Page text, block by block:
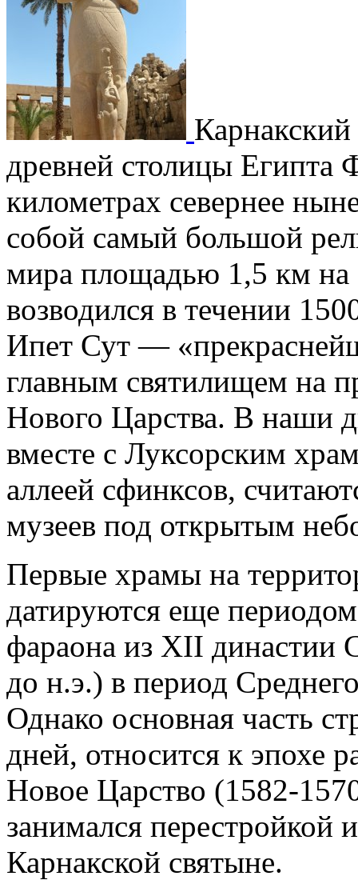
древней столицы Египта
километрах севернее
собой самый большой
мира площадью 1,5 км на
возводился в течении
Ипет Сут —
главным святилищем на
Нового Царства. В наши
вместе с Луксорским
аллеей сфинксов,
музеев под открытым
Первые храмы на
датируются еще
фараона из XII династии
до н.э.) в период
Однако основная часть
дней, относится к эпохе
Новое Царство (1582-
занимался перестройкой
Карнакской святыне.